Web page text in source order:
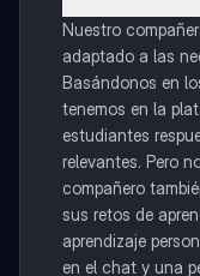
Nuestro
adaptado a las
Basándonos en
tenemos en la
estudiantes
relevantes. Pero
compañero
sus retos de
aprendizaje
en el chat y una